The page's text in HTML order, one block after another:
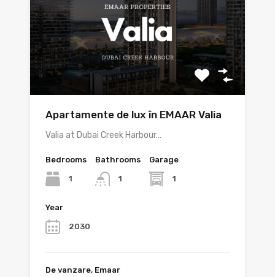
Apartamente de lux în EMAAR Valia
Valia at Dubai Creek Harbour…
Bedrooms
1
Bathrooms
1
Garage
1
Year
2030
De vanzare, Emaar